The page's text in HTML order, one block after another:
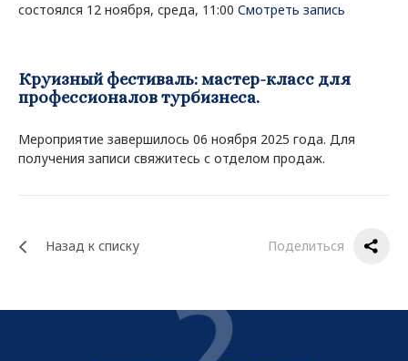
состоялся 12 ноября, среда, 11:00 Смотреть запись
Круизный фестиваль: мастер-класс для
профессионалов турбизнеса.
Мероприятие завершилось 06 ноября 2025 года. Для
получения записи свяжитесь с отделом продаж.
Назад к списку Поделиться